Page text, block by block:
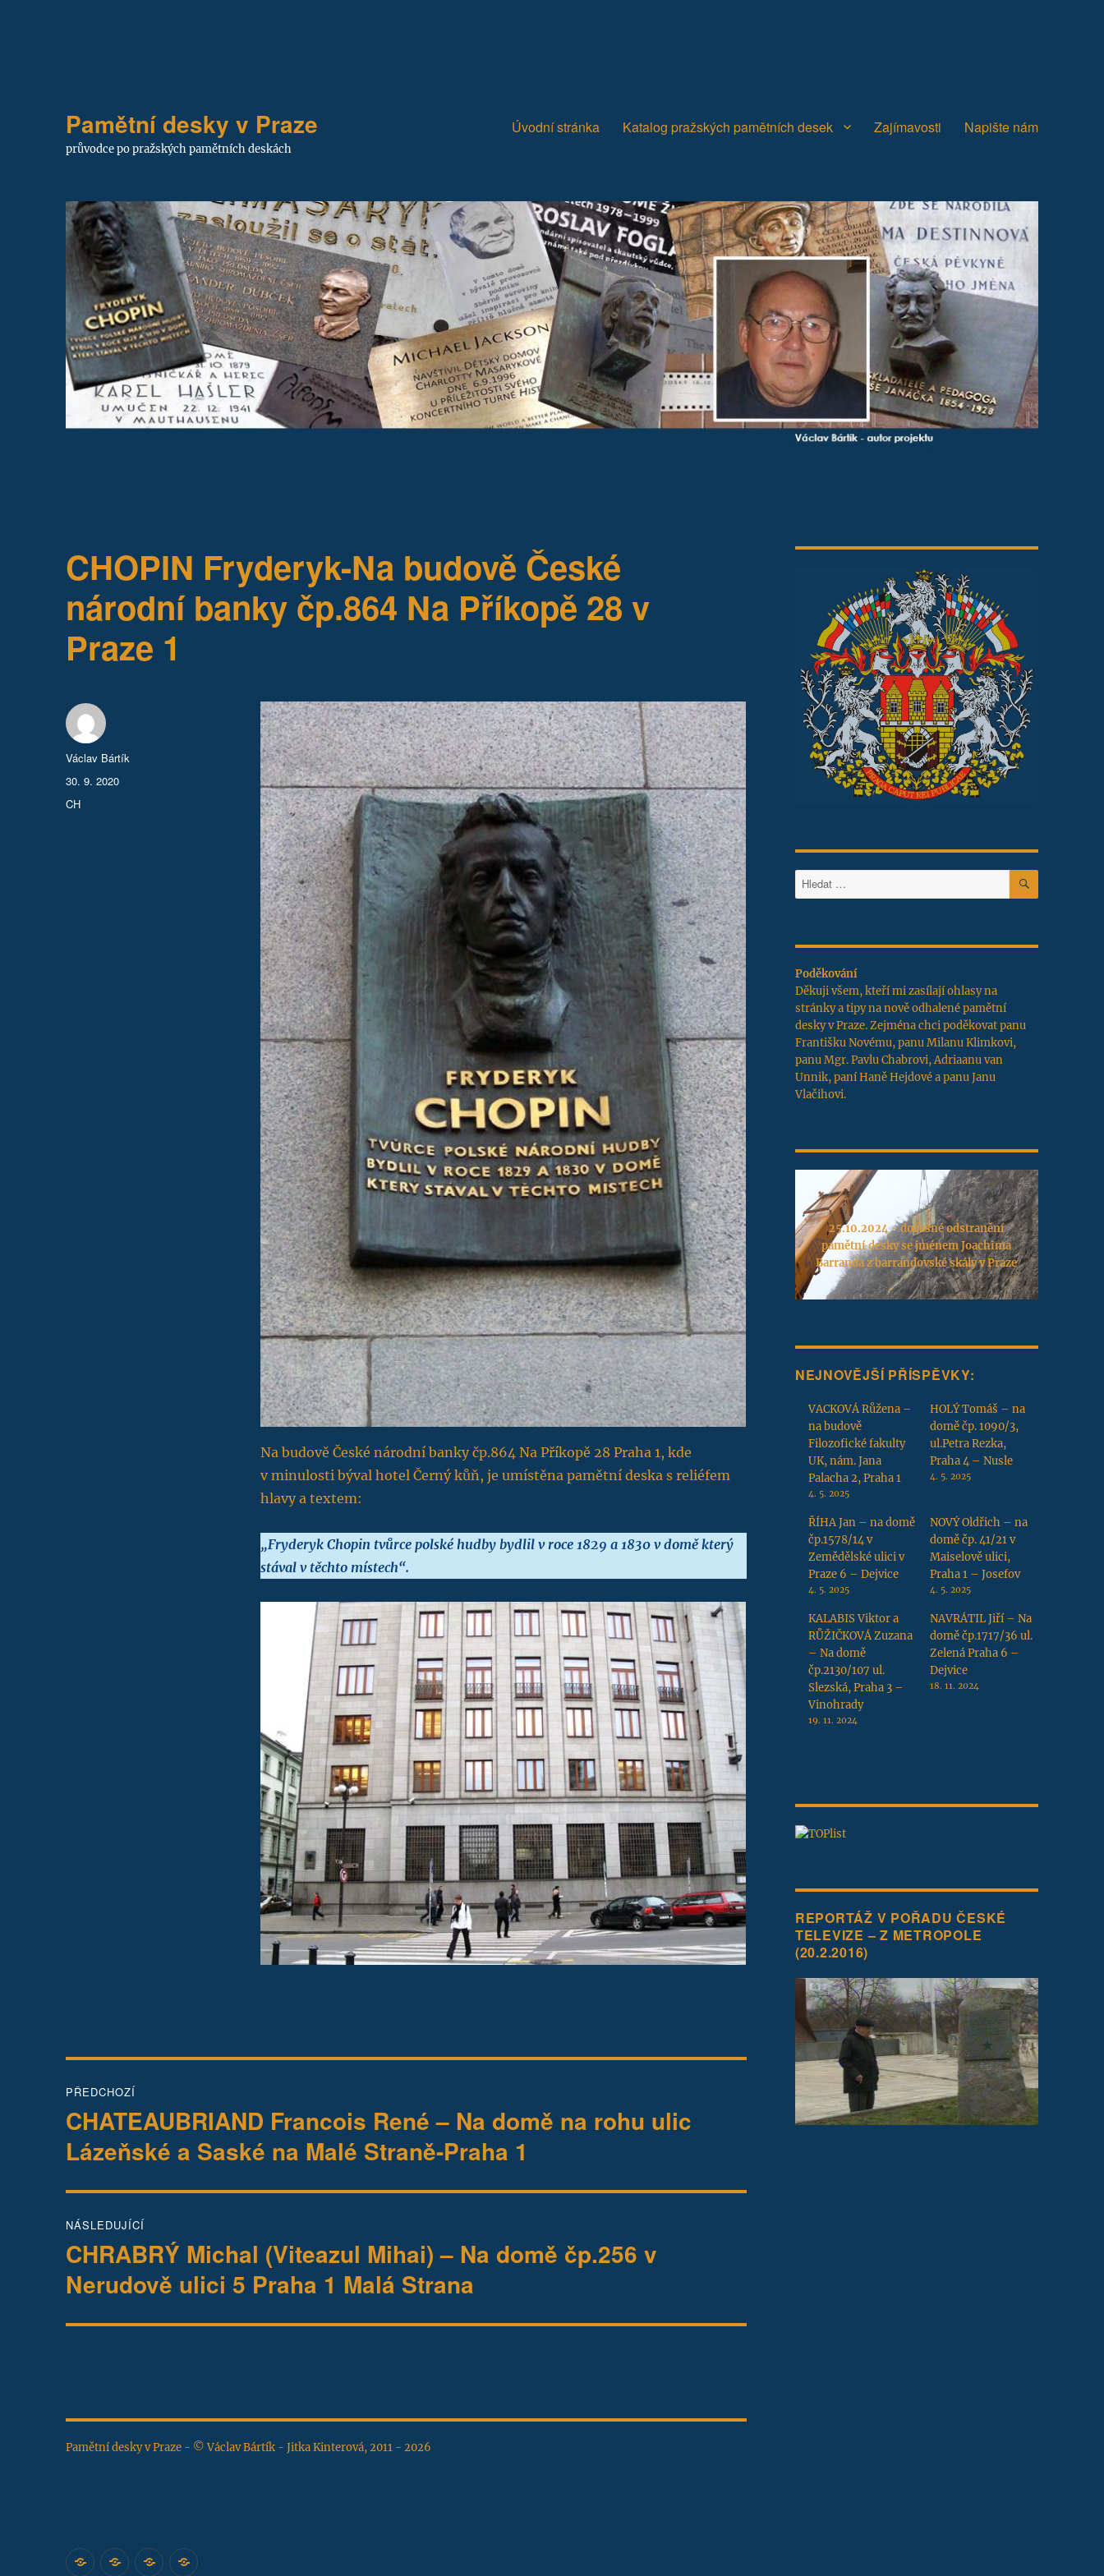
Pamětní desky v Praze
průvodce po pražských pamětních deskách
Úvodní stránka Katalog pražských pamětních desek Zajímavosti Napište nám
CHOPIN Fryderyk-Na budově České
národní banky čp.864 Na Příkopě 28 v
Praze 1
Na budově České národní banky čp.864 Na Příkopě 28 Praha 1, kde
v minulosti býval hotel Černý kůň, je umístěna pamětní deska s reliéfem
hlavy a textem:
„Fryderyk Chopin tvůrce polské hudby bydlil v roce 1829 a 1830 v domě který
stával v těchto místech“.
Autor:
Václav Bártík
Publikováno:
30. 9. 2020
Rubriky:
CH
pro
příspěvek
PŘEDCHOZÍ
Předchozí
příspěvek:
CHATEAUBRIAND Francois René – Na domě na rohu ulic
Lázeňské a Saské na Malé Straně-Praha 1
NÁSLEDUJÍCÍ
Následující
příspěvek:
CHRABRÝ Michal (Viteazul Mihai) – Na domě čp.256 v
Nerudově ulici 5 Praha 1 Malá Strana
Pamětní desky v Praze - © Václav Bártík - Jitka Kinterová, 2011 - 2026
Hledat: HLEDÁNÍ
Poděkování
Děkuji všem, kteří mi zasílají ohlasy na
stránky a tipy na nově odhalené pamětní
desky v Praze. Zejména chci poděkovat panu
Františku Novému, panu Milanu Klimkovi,
panu Mgr. Pavlu Chabrovi, Adriaanu van
Unnik, paní Haně Hejdové a panu Janu
Vlačihovi.
25.10.2024 - dočasné odstranění
pamětní desky se jménem Joachima
Barranda z barrandovské skály v Praze
NEJNOVĚJŠÍ PŘÍSPĚVKY:
VACKOVÁ Růžena –
na budově
Filozofické fakulty
UK, nám. Jana
Palacha 2, Praha 1
4. 5. 2025
HOLÝ Tomáš – na
domě čp. 1090/3,
ul.Petra Rezka,
Praha 4 – Nusle
4. 5. 2025
ŘÍHA Jan – na domě
čp.1578/14 v
Zemědělské ulici v
Praze 6 – Dejvice
4. 5. 2025
NOVÝ Oldřich – na
domě čp. 41/21 v
Maiselově ulici,
Praha 1 – Josefov
4. 5. 2025
KALABIS Viktor a
RŮŽIČKOVÁ Zuzana
– Na domě
čp.2130/107 ul.
Slezská, Praha 3 –
Vinohrady
19. 11. 2024
NAVRÁTIL Jiří – Na
domě čp.1717/36 ul.
Zelená Praha 6 –
Dejvice
18. 11. 2024
REPORTÁŽ V POŘADU ČESKÉ
TELEVIZE – Z METROPOLE
(20.2.2016)
ÚvodníKatalogZajímavosti
Napište